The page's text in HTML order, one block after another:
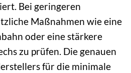
Bei geringeren
Maßnahmen wie eine
oder eine stärkere
zu prüfen. Die genauen
für die minimale